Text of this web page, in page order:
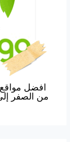
افضل مواقع
من الصفر إلى